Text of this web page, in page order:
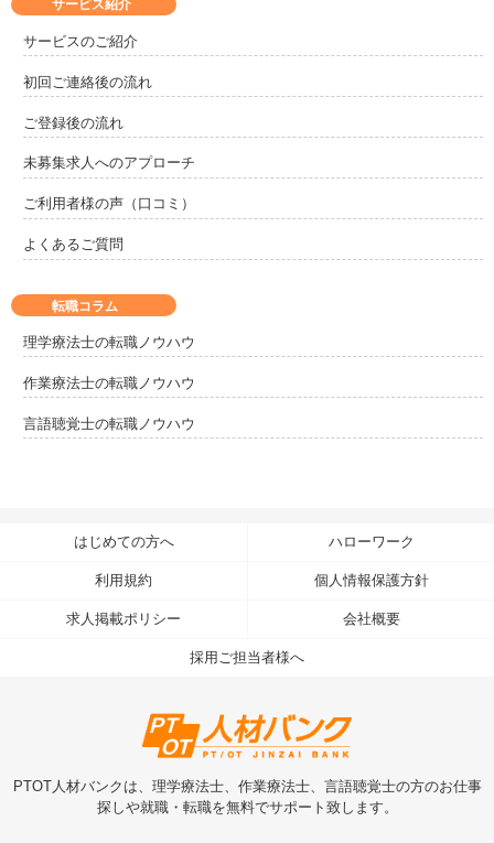
サービス紹介
サービスのご紹介
初回ご連絡後の流れ
ご登録後の流れ
未募集求人へのアプローチ
ご利用者様の声（口コミ）
よくあるご質問
転職コラム
理学療法士の転職ノウハウ
作業療法士の転職ノウハウ
言語聴覚士の転職ノウハウ
はじめての方へ ハローワーク
利用規約 個人情報保護方針
求人掲載ポリシー 会社概要
採用ご担当者様へ
PTOT人材バンクは、理学療法士、作業療法士、言語聴覚士の方のお仕事
探しや就職・転職を無料でサポート致します。